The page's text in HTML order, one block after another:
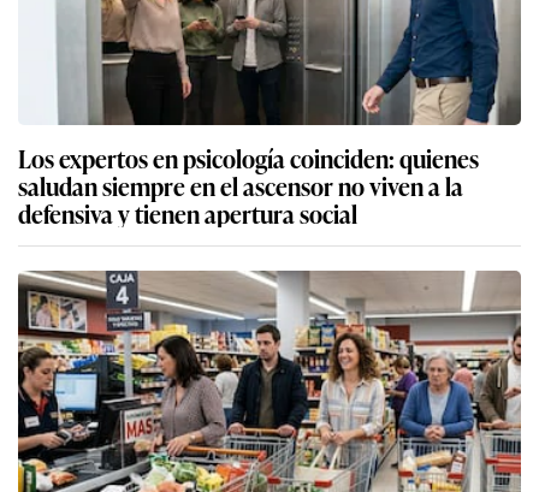
Los expertos en psicología coinciden: quienes
saludan siempre en el ascensor no viven a la
defensiva y tienen apertura social